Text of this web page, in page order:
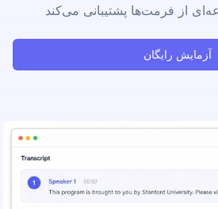
آزمایش رایگان